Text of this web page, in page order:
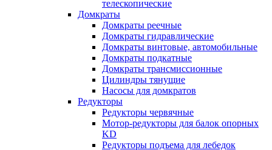
телескопические
Домкраты
Домкраты реечные
Домкраты гидравлические
Домкраты винтовые, автомобильные
Домкраты подкатные
Домкраты трансмиссионные
Цилиндры тянущие
Насосы для домкратов
Редукторы
Редукторы червячные
Мотор-редукторы для балок опорных
KD
Редукторы подъема для лебедок